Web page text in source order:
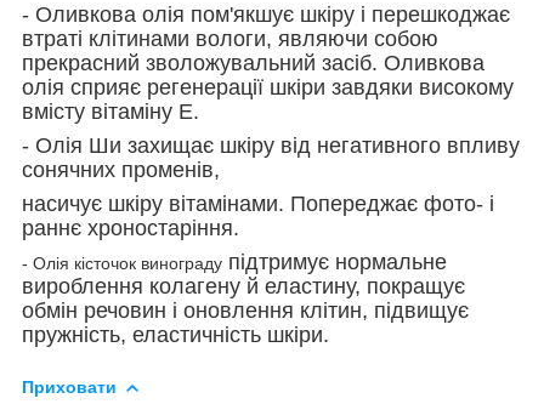
- Оливкова олія пом'якшує шкіру і перешкоджає
втраті клітинами вологи, являючи собою
прекрасний зволожувальний засіб. Оливкова
олія сприяє регенерації шкіри завдяки високому
вмісту вітаміну Е.
- Олія Ши захищає шкіру від негативного впливу
сонячних променів,
насичує шкіру вітамінами. Попереджає фото- і
раннє хроностаріння.
- Олія кісточок винограду підтримує нормальне
вироблення колагену й еластину, покращує
обмін речовин і оновлення клітин, підвищує
пружність, еластичність шкіри.
Приховати